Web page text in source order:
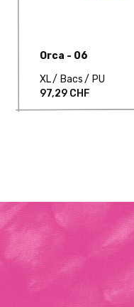
Orca - 06
XL
Bacs
PU
97,29 CHF